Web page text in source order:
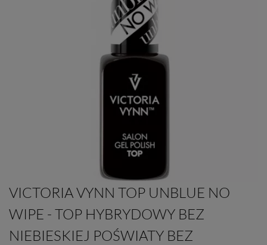
VICTORIA VYNN TOP UNBLUE NO
WIPE - TOP HYBRYDOWY BEZ
NIEBIESKIEJ POŚWIATY BEZ